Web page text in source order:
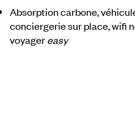
Absorption carbone,
conciergerie sur place, wifi
voyagereasy